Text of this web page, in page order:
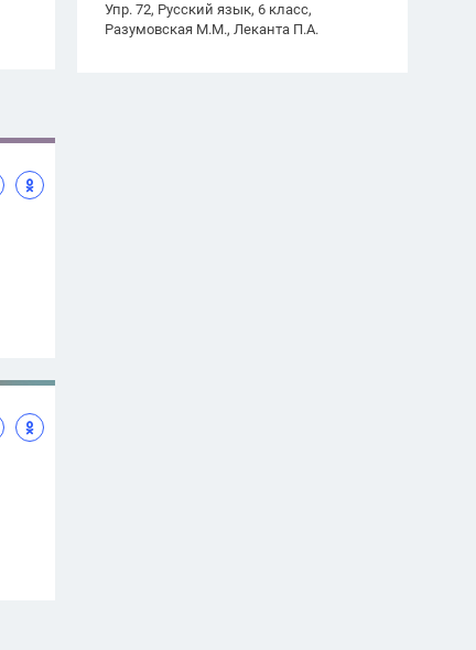
Упр. 72, Русский язык, 6 класс,
Разумовская М.М., Леканта П.А.